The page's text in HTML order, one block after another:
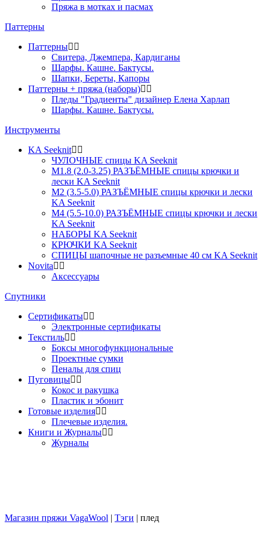
Пряжа в мотках и пасмах
Паттерны
Паттерны
Свитера, Джемпера, Кардиганы
Шарфы. Кашне. Бактусы.
Шапки, Береты, Капоры
Паттерны + пряжа (наборы)
Пледы "Градиенты" дизайнер Елена Харлап
Шарфы. Кашне. Бактусы.
Инструменты
KA Seeknit
ЧУЛОЧНЫЕ спицы KA Seeknit
М1.8 (2.0-3.25) РАЗЪЁМНЫЕ спицы крючки и
лески KA Seeknit
М2 (3.5-5.0) РАЗЪЁМНЫЕ спицы крючки и лески
KA Seeknit
М4 (5.5-10.0) РАЗЪЁМНЫЕ спицы крючки и лески
KA Seeknit
НАБОРЫ KA Seeknit
КРЮЧКИ KA Seeknit
СПИЦЫ шапочные не разъемные 40 см KA Seeknit
Novita
Аксессуары
Спутники
Сертификаты
Электронные сертификаты
Текстиль
Боксы многофункциональные
Проектные сумки
Пеналы для спиц
Пуговицы
Кокос и ракушка
Пластик и эбонит
Готовые изделия
Плечевые изделия.
Книги и Журналы
Журналы
Магазин пряжи VagaWool | Тэги | плед